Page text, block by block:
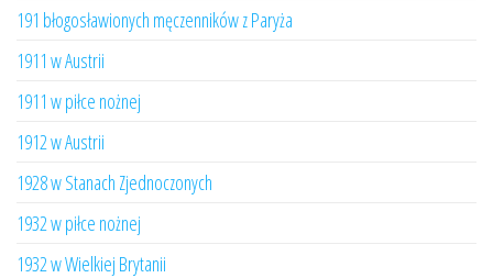
191 błogosławionych męczenników z Paryża
1911 w Austrii
1911 w piłce nożnej
1912 w Austrii
1928 w Stanach Zjednoczonych
1932 w piłce nożnej
1932 w Wielkiej Brytanii